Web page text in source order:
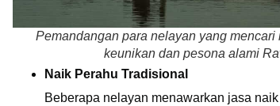
Pemandangan para nelayan yang
keunikan dan pesona alami
Naik Perahu Tradisional
Beberapa nelayan menawarkan jasa